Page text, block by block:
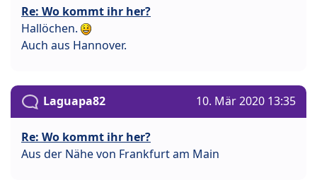
Re: Wo kommt ihr her?
Hallöchen.
Auch aus Hannover.
Laguapa82 10. Mär 2020 13:35
Re: Wo kommt ihr her?
Aus der Nähe von Frankfurt am Main